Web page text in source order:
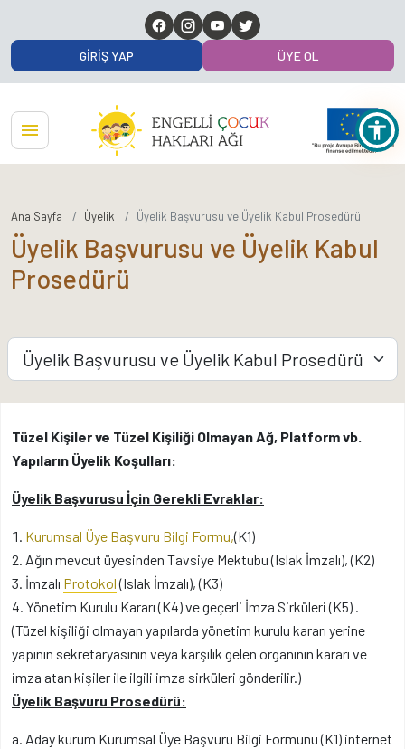
GIRIŞ YAP ÜYE OL
Ana Sayfa Üyelik Üyelik Başvurusu ve Üyelik Kabul Prosedürü
Üyelik Başvurusu ve Üyelik Kabul
Prosedürü
Tüzel Kişiler ve Tüzel Kişiliği Olmayan Ağ, Platform vb.
Yapıların Üyelik Koşulları:
Üyelik Başvurusu İçin Gerekli Evraklar:
Kurumsal Üye Başvuru Bilgi Formu,(K1)
Ağın mevcut üyesinden Tavsiye Mektubu (Islak İmzalı), (K2)
İmzalı Protokol(Islak İmzalı), (K3)
Yönetim Kurulu Kararı (K4) ve geçerli İmza Sirküleri (K5) .
(Tüzel kişiliği olmayan yapılarda yönetim kurulu kararı yerine
yapının sekretaryasının veya karşılık gelen organının kararı ve
imza atan kişiler ile ilgili imza sirküleri gönderilir.)
Üyelik Başvuru Prosedürü:
a. Aday kurum Kurumsal Üye Başvuru Bilgi Formunu (K1) internet